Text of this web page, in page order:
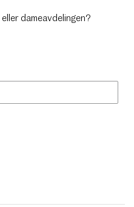
dameavdelingen?